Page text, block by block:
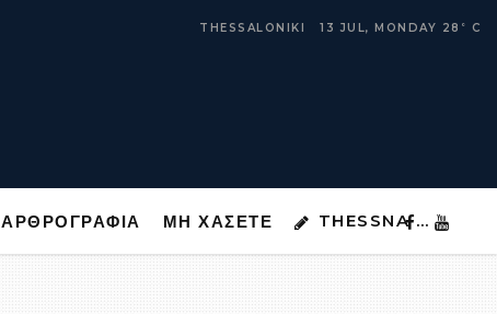
THESSALONIKI 13 JUL, MONDAY 28 ° C
ΑΡΘΡΟΓΡΑΦΙΑ ΜΗ ΧΑΣΕΤΕ THESSNA …
ΜΗ ΧΑΣΕΤΕ THESSNA …